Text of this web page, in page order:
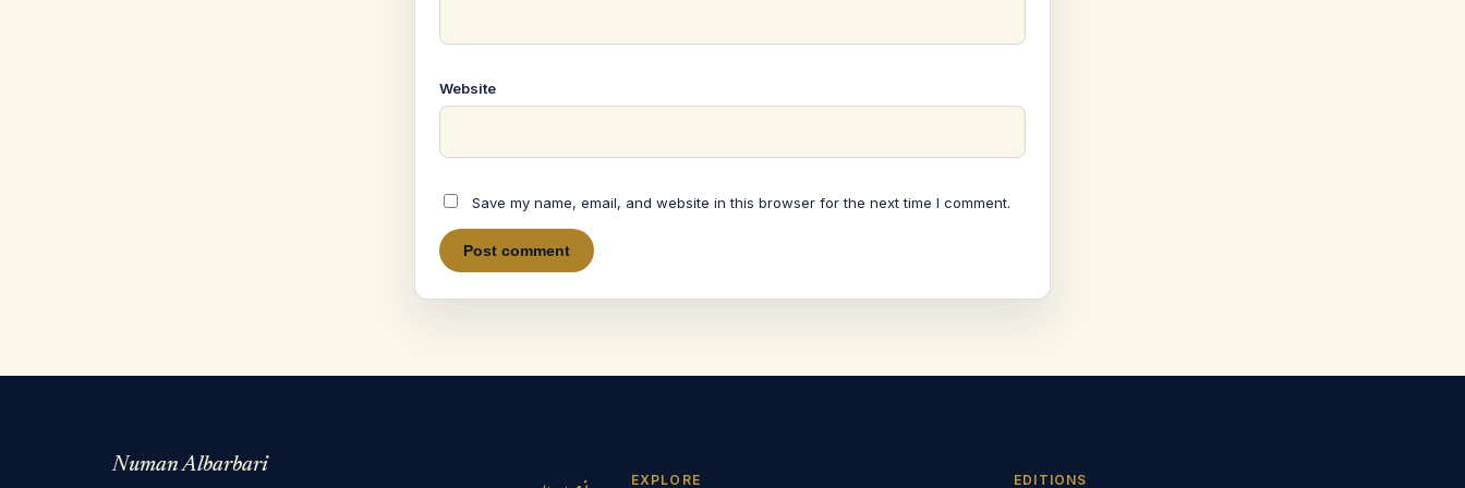
Website
Save my name, email, and website in this browser for the next time I comment.
Numan Albarbari
EXPLORE EDITIONS